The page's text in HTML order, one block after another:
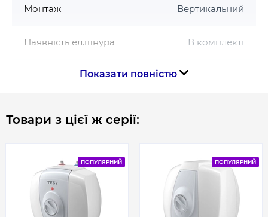
Монтаж Вертикальний
Наявність ел.шнура В комплекті
Робочий тиск, бар
Розмір підключення 1/2
Показати повністю
Товари з цієї ж серії:
ПОПУЛЯРНИЙ ПОПУЛЯРНИЙ